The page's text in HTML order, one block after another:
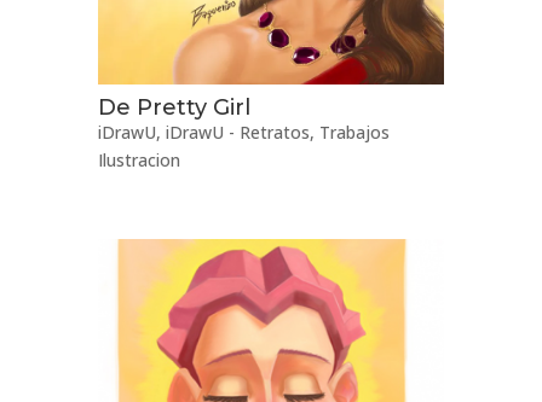
De Pretty Girl
iDrawU, iDrawU - Retratos, Trabajos
Ilustracion